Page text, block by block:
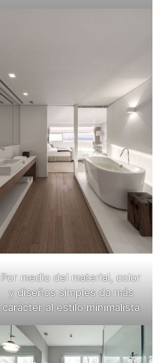
Por medio del material, color
y diseños simples da más
carácter al estilo minimalista